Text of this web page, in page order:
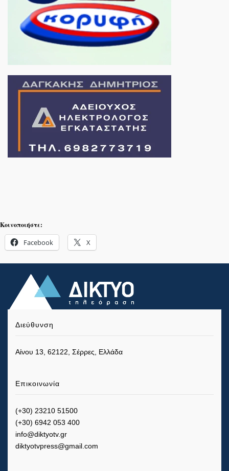
Κοινοποιήστε:
Facebook X
Διεύθυνση
Αίνου 13, 62122, Σέρρες, Ελλάδα
Επικοινωνία
(+30) 23210 51500
(+30) 6942 053 400
info@diktyotv.gr
diktyotvpress@gmail.com